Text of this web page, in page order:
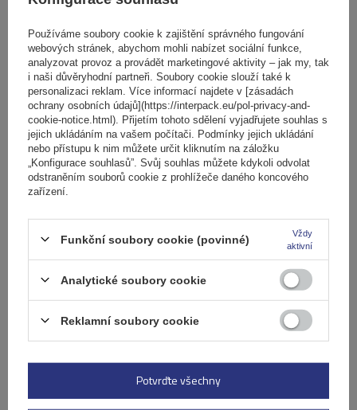
V InterPack24 je výběr správného střešního nosiče, nosiče kol
nebo sněhových řetězů hotová radost. Náš konfigurátor celý
proces výrazně zjednodušuje. Stačí vybrat značku, model a
rok výroby vašeho auta a konfigurátor zobrazí všechny
dostupné střešní nosiče, nosiče kol nebo sněhové řetězy pro
vaše vozidlo. Pokud potřebujete další pomoc nebo si nejste
jisti výběrem, obraťte se na naše odborníky. Rádi vám
pomůžeme vybrat vybavení, které dokonale odpovídá vašim
potřebám.
Najděte správný střešní nosič pro vaše auto
Vyberte značku vašeho vozidla a objevte vhodné střešní
příslušenství
Používáme soubory cookie k zajištění správného fungování
webových stránek, abychom mohli nabízet sociální funkce,
analyzovat provoz a provádět marketingové aktivity – jak my, tak
i naši důvěryhodní partneři. Soubory cookie slouží také k
personalizaci reklam. Více informací najdete v [zásadách
ochrany osobních údajů](https://interpack.eu/pol-privacy-and-
cookie-notice.html). Přijetím tohoto sdělení vyjadřujete souhlas s
jejich ukládáním na vašem počítači. Podmínky jejich ukládání
nebo přístupu k nim můžete určit kliknutím na záložku
„Konfigurace souhlasů”. Svůj souhlas můžete kdykoli odvolat
odstraněním souborů cookie z prohlížeče daného koncového
zařízení.
Funkční soubory cookie (povinné)
Vždy
aktivní
Analytické soubory cookie
Reklamní soubory cookie
Potvrďte všechny